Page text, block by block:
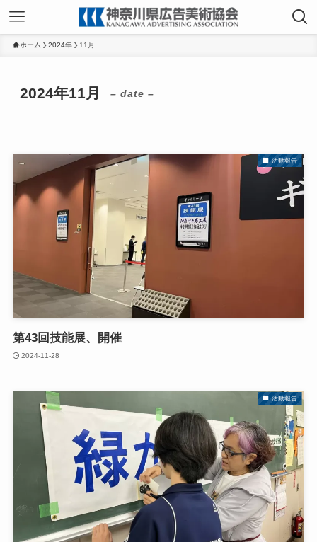
ホーム 2024年 11月
2024年11月 – date –
活動報告
第43回技能展、開催
2024-11-28
活動報告